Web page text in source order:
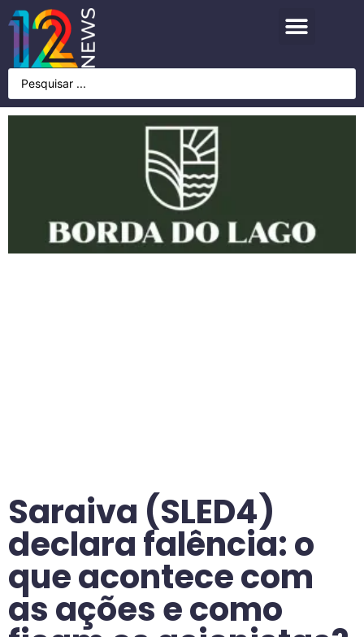
Saraiva (SLED4)
declara falência: o
que acontece com
as ações e como